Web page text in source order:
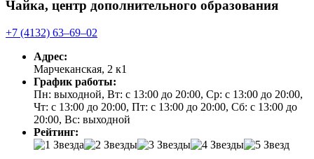
Чайка, центр дополнительного образования
+7 (4132) 63‒69‒02
Адрес:
Марчеканская, 2 к1
График работы:
Пн: выходной, Вт: с 13:00 до 20:00, Ср: с 13:00 до 20:00,
Чт: с 13:00 до 20:00, Пт: с 13:00 до 20:00, Сб: с 13:00 до
20:00, Вс: выходной
Рейтинг: